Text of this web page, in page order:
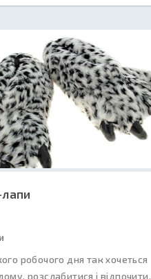
робочого дня так хочеться
розслабитися і відпочити.